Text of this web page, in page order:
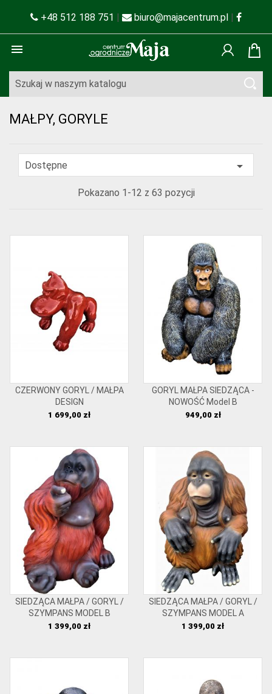
+48 512 188 751 | biuro@majacentrum.pl |

MAŁPY, GORYLE
Dostępne 
Pokazano 1-12 z 63 pozycji
CZERWONY GORYL / MAŁPA
DESIGN
Cena
1 699,00 zł
GORYL MAŁPA SIEDZĄCA -
NOWOŚĆ Model B
Cena
949,00 zł
SIEDZĄCA MAŁPA / GORYL /
SZYMPANS MODEL B
Cena
1 399,00 zł
SIEDZĄCA MAŁPA / GORYL /
SZYMPANS MODEL A
Cena
1 399,00 zł